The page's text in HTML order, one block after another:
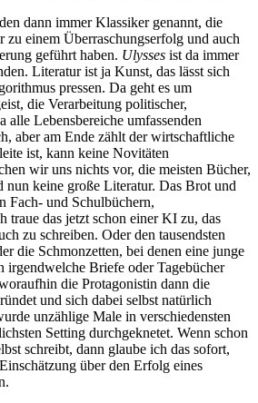
dann immer Klassiker genannt, die
zu einem Überraschungserfolg und auch
geführt haben. Ulysses ist da immer
Literatur ist ja Kunst, das lässt sich
pressen. Da geht es um
die Verarbeitung politischer,
alle Lebensbereiche umfassenden
aber am Ende zählt der wirtschaftliche
ist, kann keine Novitäten
wir uns nichts vor, die meisten Bücher,
nun keine große Literatur. Das Brot und
Fach- und Schulbüchern,
traue das jetzt schon einer KI zu, das
zu schreiben. Oder den tausendsten
die Schmonzetten, bei denen eine junge
irgendwelche Briefe oder Tagebücher
die Protagonistin dann die
und sich dabei selbst natürlich
unzählige Male in verschiedensten
Setting durchgeknetet. Wenn schon
schreibt, dann glaube ich das sofort,
über den Erfolg eines